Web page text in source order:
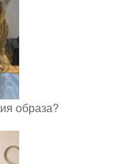
образа?